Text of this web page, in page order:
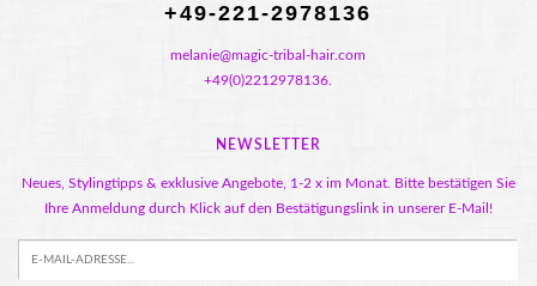
+49-221-2978136
melanie@magic-tribal-hair.com
+49(0)2212978136.
NEWSLETTER
Neues, Stylingtipps & exklusive Angebote, 1-2 x im Monat. Bitte bestätigen Sie
Ihre Anmeldung durch Klick auf den Bestätigungslink in unserer E-Mail!